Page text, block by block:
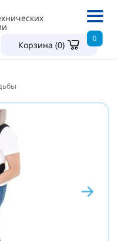
Корзина (0)
0